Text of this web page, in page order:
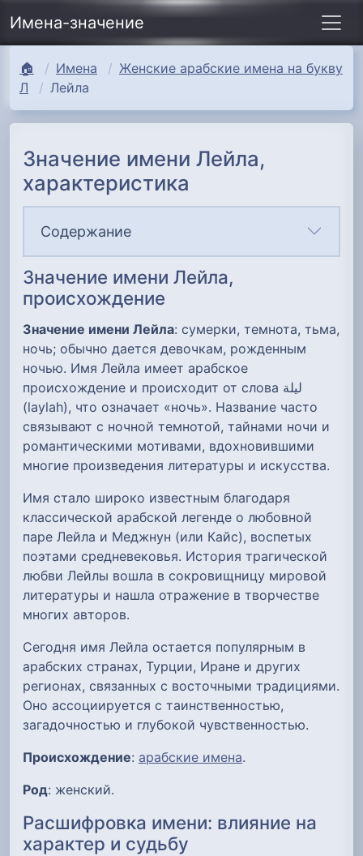
Имена-значение
🏠 Имена
Женские арабские имена на букву
Л
Лейла
Значение имени Лейла,
характеристика
Содержание
Значение имени Лейла,
происхождение
Значение имени Лейла: сумерки, темнота, тьма,
ночь; обычно дается девочкам, рожденным
ночью. Имя Лейла имеет арабское
происхождение и происходит от слова ليلة
(laylah), что означает «ночь». Название часто
связывают с ночной темнотой, тайнами ночи и
романтическими мотивами, вдохновившими
многие произведения литературы и искусства.
Имя стало широко известным благодаря
классической арабской легенде о любовной
паре Лейла и Меджнун (или Кайс), воспетых
поэтами средневековья. История трагической
любви Лейлы вошла в сокровищницу мировой
литературы и нашла отражение в творчестве
многих авторов.
Сегодня имя Лейла остается популярным в
арабских странах, Турции, Иране и других
регионах, связанных с восточными традициями.
Оно ассоциируется с таинственностью,
загадочностью и глубокой чувственностью.
Происхождение: арабские имена.
Род: женский.
Расшифровка имени: влияние на
характер и судьбу